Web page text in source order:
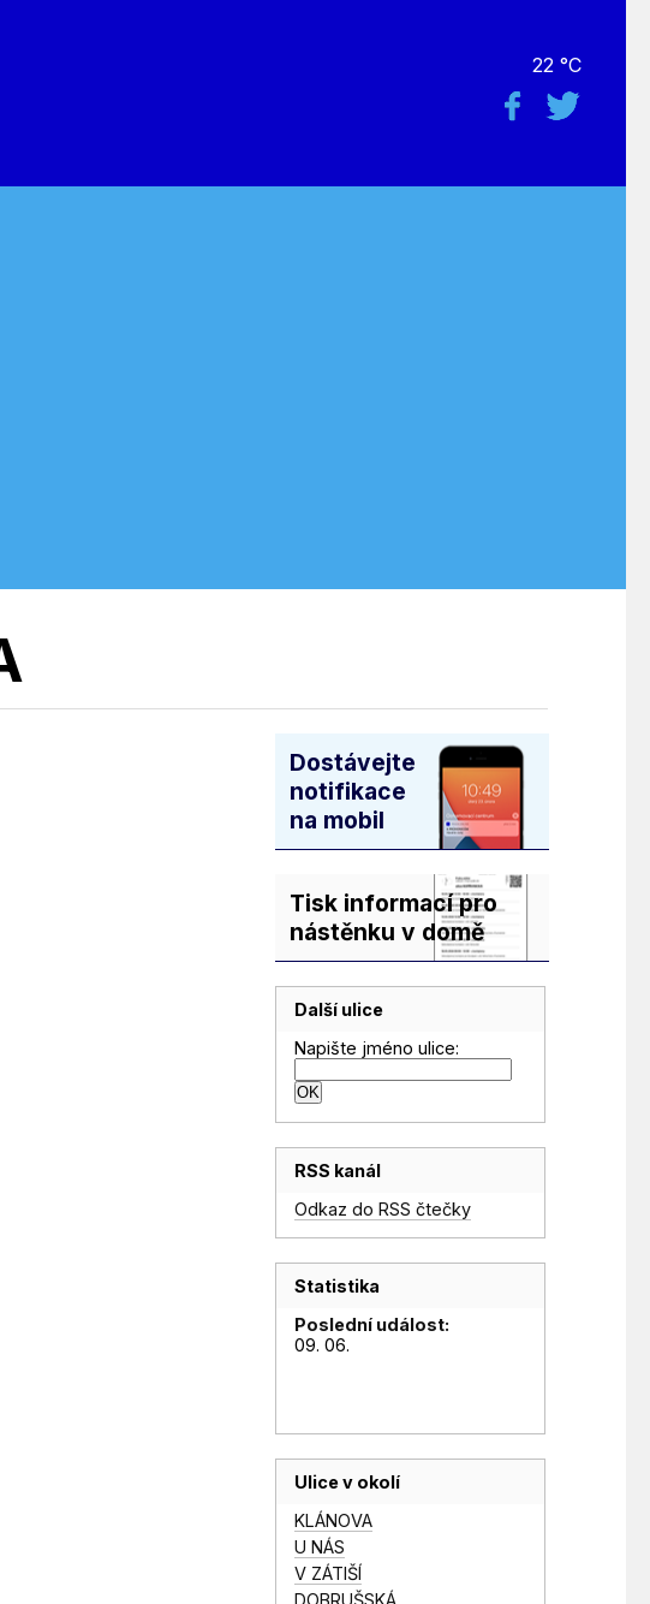
22 °C
Dostávejte
notifikace
na mobil
Tisk informací pro
nástěnku v domě
Další ulice
Napište jméno ulice:
RSS kanál
Odkaz do RSS čtečky
Statistika
Poslední událost:
09. 06.
Ulice v okolí
KLÁNOVA
U NÁS
V ZÁTIŠÍ
DOBRUŠSKÁ